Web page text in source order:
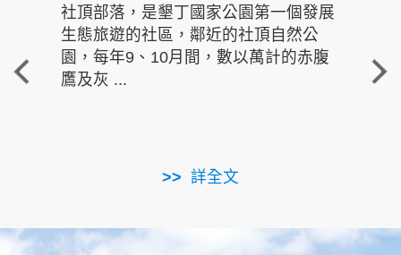
社頂部落，是墾丁國家公園第一個發展
生態旅遊的社區，鄰近的社頂自然公
園，每年9、10月間，數以萬計的赤腹
鷹及灰 ...
詳全文
重
走進